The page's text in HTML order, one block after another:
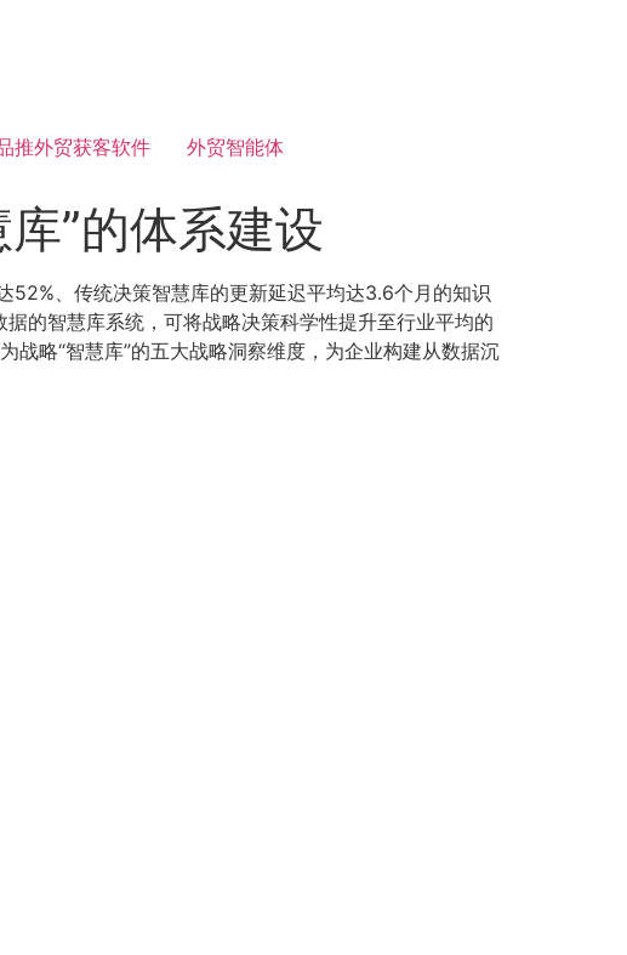
推外贸获客软件 外贸智能体
”的体系建设
52%、传统决策智慧库的更新延迟平均达3.6个月的知识
的智慧库系统，可将战略决策科学性提升至行业平均的
略“智慧库”的五大战略洞察维度，为企业构建从数据沉